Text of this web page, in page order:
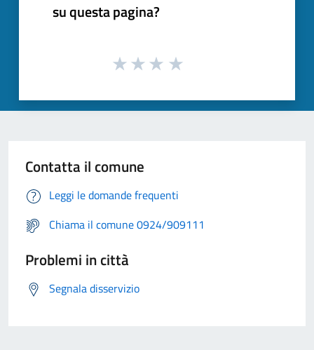
su questa pagina?
Contatta il comune
Leggi le domande frequenti
Chiama il comune 0924/909111
Problemi in città
Segnala disservizio